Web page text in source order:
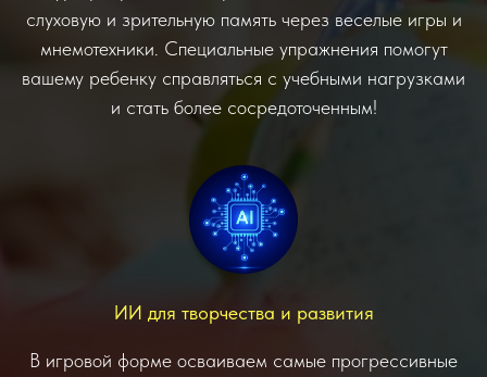
слуховую и зрительную память через веселые игры и
мнемотехники. Специальные упражнения помогут
вашему ребенку справляться с учебными нагрузками
и стать более сосредоточенным!
ИИ для творчества и развития
В игровой форме осваиваем самые прогрессивные
УКОМПЛЕКТОВАНЫ!